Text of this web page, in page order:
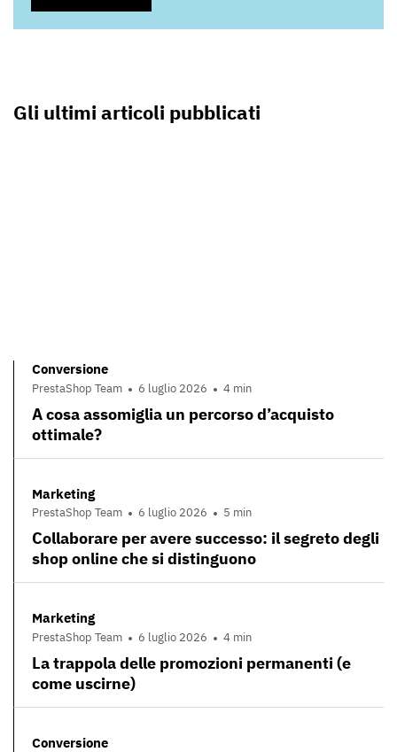
Gli ultimi articoli pubblicati
Conversione
PrestaShop Team 6 luglio 2026 4 min
A cosa assomiglia un percorso d’acquisto
ottimale?
Marketing
PrestaShop Team 6 luglio 2026 5 min
Collaborare per avere successo: il segreto degli
shop online che si distinguono
Marketing
PrestaShop Team 6 luglio 2026 4 min
La trappola delle promozioni permanenti (e
come uscirne)
Conversione